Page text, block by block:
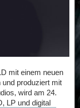
mit einem neuen
und produziert mit
wird am 24.
LP und digital